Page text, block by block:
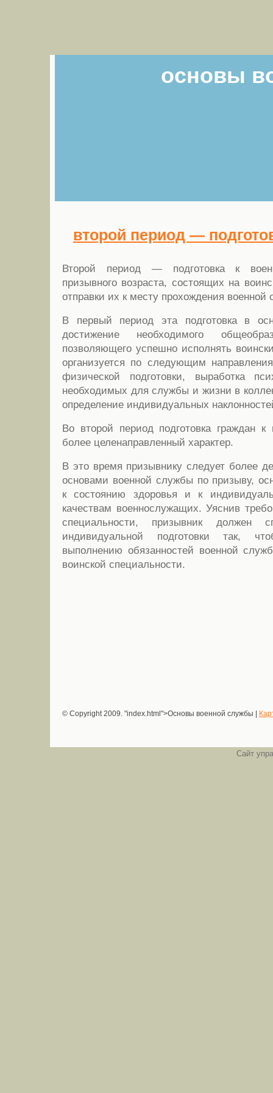
основы
второй период —
Второй период — подготовка к
призывного возраста, состоящих на
отправки их к месту прохождения военной
В первый период эта подготовка в
достижение необходимого
позволяющего успешно исполнять
организуется по следующим
физической подготовки, выработка
необходимых для службы и жизни в
определение индивидуальных
Во второй период подготовка граждан
более целенаправленный характер.
В это время призывнику следует более
основами военной службы по призыву,
к состоянию здоровья и к
качествам военнослужащих. Уяснив
специальности, призывник должен
индивидуальной подготовки так,
выполнению обязанностей военной
воинской специальности.
© Copyright 2009. "index.html">Основы военной службы |
Сайт